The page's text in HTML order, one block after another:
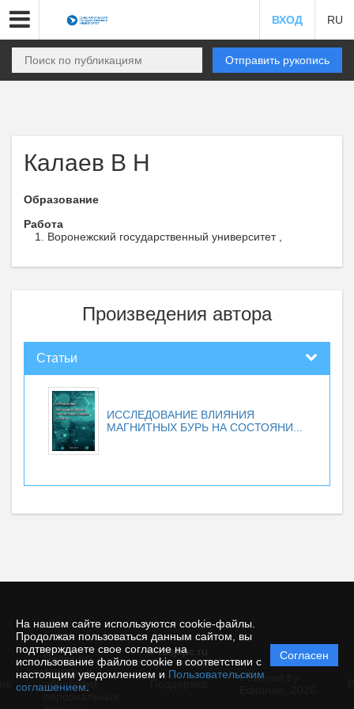
На нашем сайте используются cookie-файлы.
Продолжая пользоваться данным сайтом, вы
подтверждаете свое согласие на
использование файлов cookie в соответствии с
настоящим уведомлением и Пользовательским
соглашением
Согласен
ВХОД RU
Отправить рукопись
Калаев В Н
Образование
Работа
Воронежский государственный университет ,
Произведения автора
Статьи
ИССЛЕДОВАНИЕ ВЛИЯНИЯ
МАГНИТНЫХ БУРЬ НА СОСТОЯНИ...
© rusjbpc.ru
Политика
защиты и
обработки
Powered by